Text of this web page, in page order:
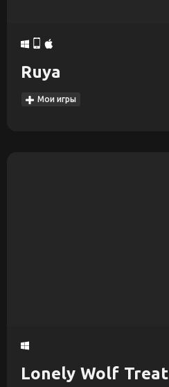
Ruya
Мои игры
Lonely Wolf Treat